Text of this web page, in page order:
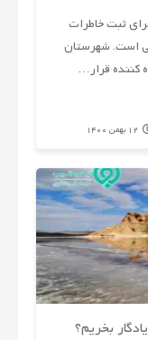
ثبت خاطرات
است. شهرستان
کننده قرار…
12 بهمن 1400
بخریم؟